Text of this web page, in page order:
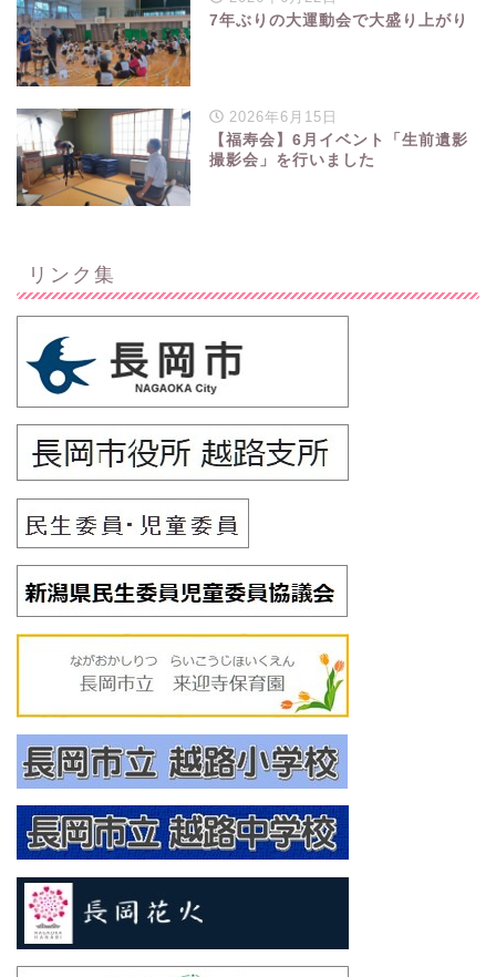
7年ぶりの大運動会で大盛り上がり
2026年6月15日
【福寿会】6月イベント「生前遺影
撮影会」を行いました
リンク集